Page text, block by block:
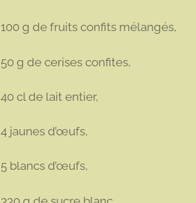
100 g de fruits confits mélangés,
50 g de cerises confites,
40 cl de lait entier,
4 jaunes d’œufs,
5 blancs d’œufs,